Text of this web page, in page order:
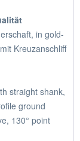
in gold-
Kreuzanschliff
straight shank,
ground
130° point